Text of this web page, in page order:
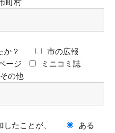
町村
か？
市の広報
ージ
ミニコミ誌
その他
したことが、
ある